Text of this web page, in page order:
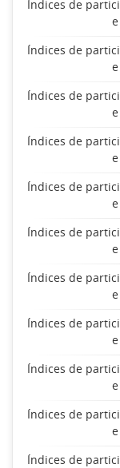
Índices de
Índices de
Índices de
Índices de
Índices de
Índices de
Índices de
Índices de
Índices de
Índices de
Índices de